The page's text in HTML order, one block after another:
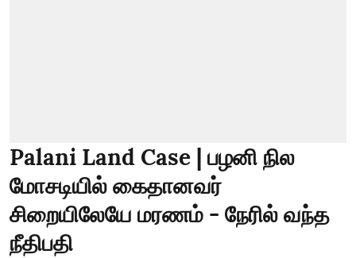
Palani Land Case | பழனி நில
மோசடியில் கைதானவர்
சிறையிலேயே மரணம் - நேரில் வந்த
நீதிபதி